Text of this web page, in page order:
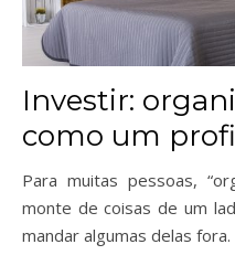
Investir:
como um
Para muitas pessoas,
monte de coisas de um
mandar algumas delas fora.